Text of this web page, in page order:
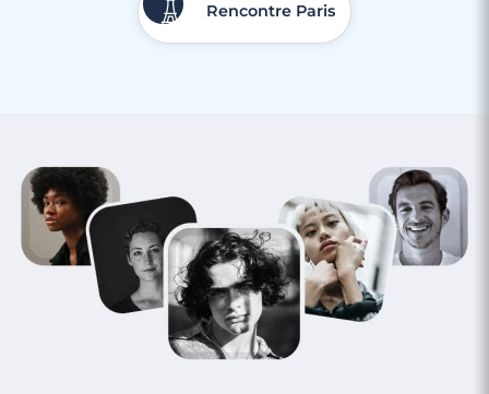
Rencontre Paris